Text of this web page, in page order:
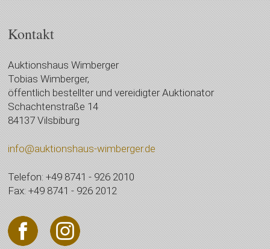
Kontakt
Auktionshaus Wimberger
Tobias Wimberger,
öffentlich bestellter und vereidigter Auktionator
Schachtenstraße 14
84137 Vilsbiburg
info@auktionshaus-wimberger.de
Telefon: +49 8741 - 926 2010
Fax: +49 8741 - 926 2012